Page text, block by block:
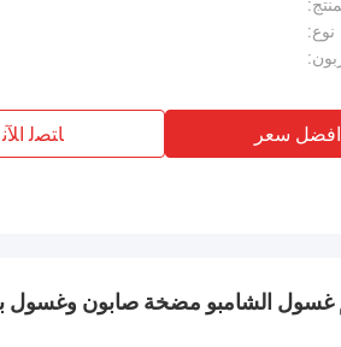
نوع:
افضل سعر ﺎﺘﺼﻟ ﺍﻶﻧ